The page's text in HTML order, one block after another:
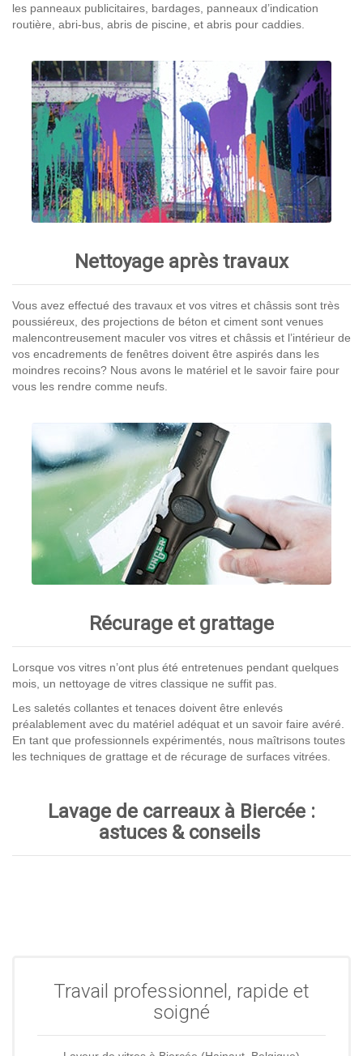
les panneaux publicitaires, bardages, panneaux d’indication
routière, abri-bus, abris de piscine, et abris pour caddies.
Nettoyage après travaux
Vous avez effectué des travaux et vos vitres et châssis sont très
poussiéreux, des projections de béton et ciment sont venues
malencontreusement maculer vos vitres et châssis et l’intérieur de
vos encadrements de fenêtres doivent être aspirés dans les
moindres recoins? Nous avons le matériel et le savoir faire pour
vous les rendre comme neufs.
Récurage et grattage
Lorsque vos vitres n’ont plus été entretenues pendant quelques
mois, un nettoyage de vitres classique ne suffit pas.
Les saletés collantes et tenaces doivent être enlevés
préalablement avec du matériel adéquat et un savoir faire avéré.
En tant que professionnels expérimentés, nous maîtrisons toutes
les techniques de grattage et de récurage de surfaces vitrées.
Lavage de carreaux à Biercée :
astuces & conseils
Travail professionnel, rapide et
soigné